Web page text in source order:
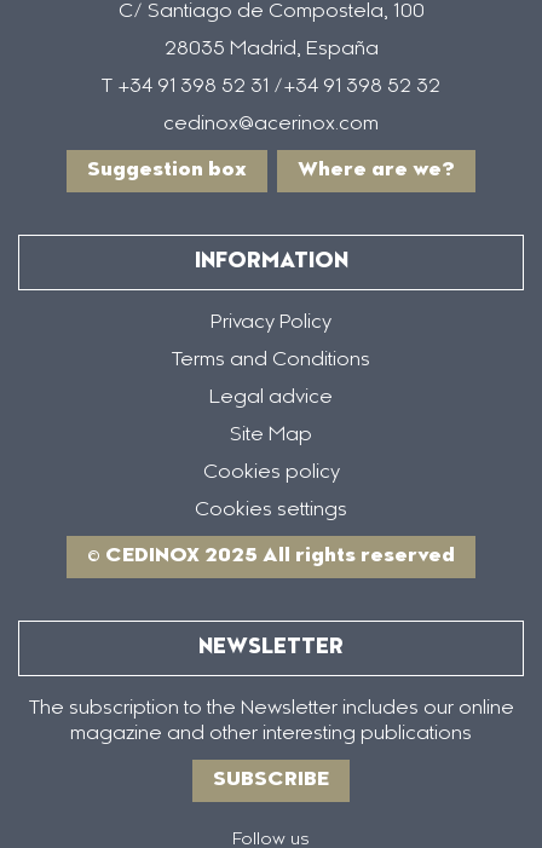
C/ Santiago de Compostela, 100
28035 Madrid, España
T +34 91 398 52 31 /+34 91 398 52 32
cedinox@acerinox.com
Suggestion box Where are we?
INFORMATION
Privacy Policy
Terms and Conditions
Legal advice
Site Map
Cookies policy
Cookies settings
© CEDINOX 2025 All rights reserved
NEWSLETTER
The subscription to the Newsletter includes our online
magazine and other interesting publications
SUBSCRIBE
Follow us